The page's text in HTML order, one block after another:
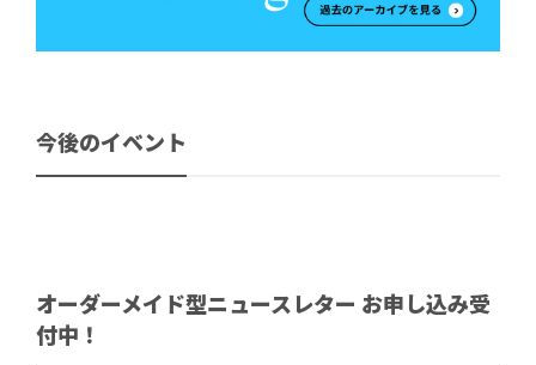
今後のイベント
オーダーメイド型ニュースレター お申し込み受
付中！